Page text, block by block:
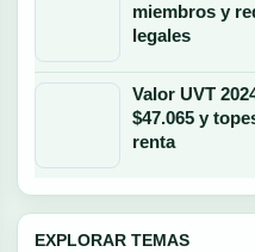
miembros y
legales
Valor UVT
$47.065 y
renta
EXPLORAR TEMAS